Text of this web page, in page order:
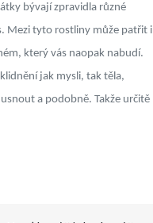
bývají zpravidla různé
Mezi tyto rostliny může patřit i
který vás naopak nabudí.
jak mysli, tak těla,
a podobně. Takže určitě